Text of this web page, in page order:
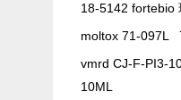
18-5142 fortebio
moltox 71-097L
vmrd CJ-F-PI3-
10ML